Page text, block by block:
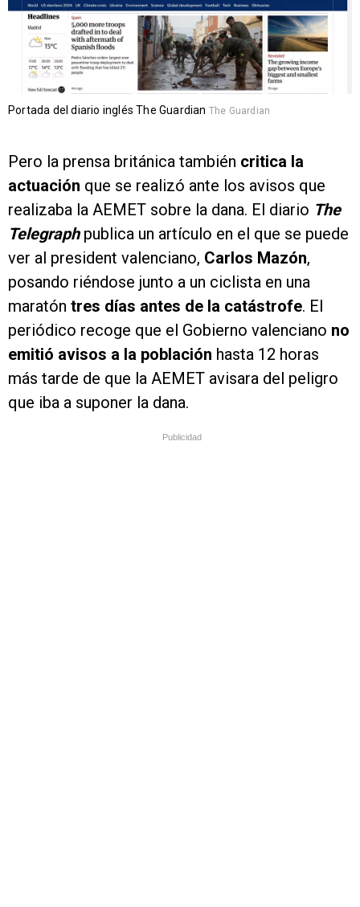
Portada del diario inglés The Guardian The Guardian
Pero la prensa británica también critica la
actuación que se realizó ante los avisos que
realizaba la AEMET sobre la dana. El diario The
Telegraph publica un artículo en el que se puede
ver al president valenciano, Carlos Mazón,
posando riéndose junto a un ciclista en una
maratón tres días antes de la catástrofe. El
periódico recoge que el Gobierno valenciano no
emitió avisos a la población hasta 12 horas
más tarde de que la AEMET avisara del peligro
que iba a suponer la dana.
Publicidad